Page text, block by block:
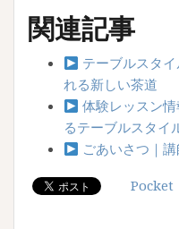
関連記事
テーブルスタ
れる新しい茶道
体験レッスン
るテーブルスタイ
ごあいさつ｜
Pocket